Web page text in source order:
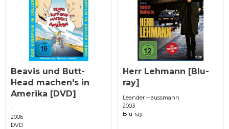
Beavis und Butt-
Head machen's in
Amerika [DVD]
-
2006
DVD
Herr Lehmann [Blu-
ray]
Leander Haussmann
2003
Blu-ray